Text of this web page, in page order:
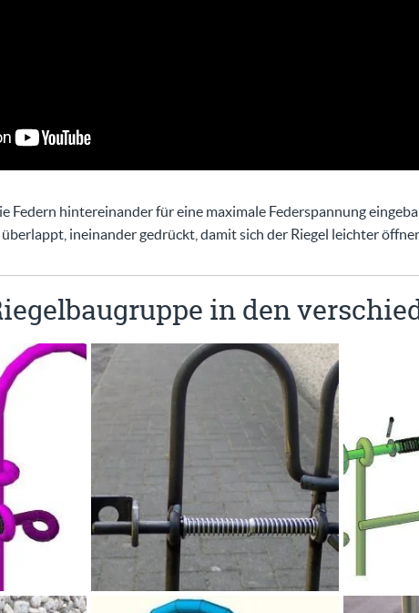
Federn hintereinander für eine maximale Federspannung
ineinander gedrückt, damit sich der Riegel leichter
in den